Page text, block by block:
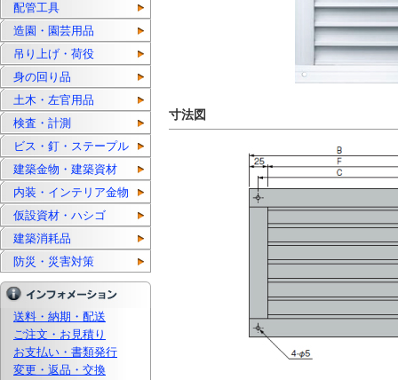
配管工具
造園・園芸用品
吊り上げ・荷役
身の回り品
土木・左官用品
検査・計測
ビス・釘・ステープル
建築金物・建築資材
内装・インテリア金物
仮設資材・ハシゴ
建築消耗品
防災・災害対策
送料・納期・配送
ご注文・お見積り
お支払い・書類発行
変更・返品・交換
寸法図